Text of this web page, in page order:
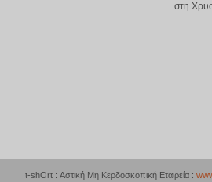
στη
t-shOrt : Αστική Μη Κερδοσκοπική Εταιρεία :